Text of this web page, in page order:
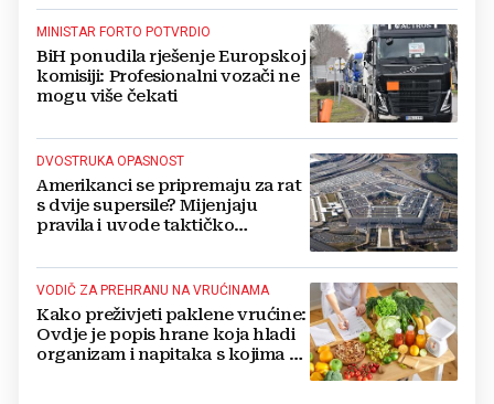
MINISTAR FORTO POTVRDIO
BiH ponudila rješenje Europskoj
komisiji: Profesionalni vozači ne
mogu više čekati
DVOSTRUKA OPASNOST
Amerikanci se pripremaju za rat
s dvije supersile? Mijenjaju
pravila i uvode taktičko
VODIČ ZA PREHRANU NA VRUĆINAMA
Kako preživjeti paklene vrućine:
Ovdje je popis hrane koja hladi
organizam i napitaka s kojima si